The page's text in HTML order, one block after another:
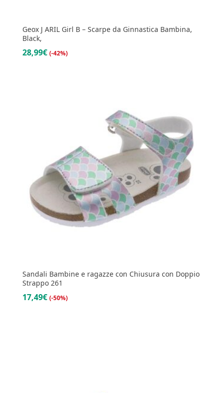
Geox J ARIL Girl B – Scarpe da Ginnastica Bambina,
Black,
28,99€ (-42%)
Sandali Bambine e ragazze con Chiusura con Doppio
Strappo 261
17,49€ (-50%)